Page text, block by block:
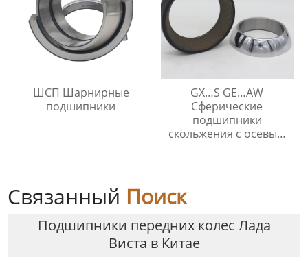
ШСП Шарнирные
подшипники
GX…S GE…AW
Сферические
подшипники
скольжения с осевым
Связанный Поиск
Подшипники передних колес Лада
Виста в Китае